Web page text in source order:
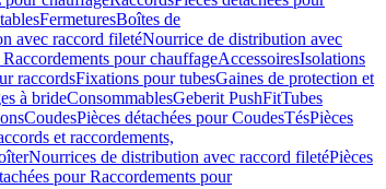
FermeturesBoîtes de
avec raccord filetéNourrice de distribution avec
pour chauffageAccessoiresIsolations
raccordsFixations pour tubesGaines de protection et
à brideConsommablesGeberit PushFitTubes
CoudesPièces détachées pour CoudesTésPièces
et raccordements,
Nourrices de distribution avec raccord filetéPièces
pour Raccordements pour